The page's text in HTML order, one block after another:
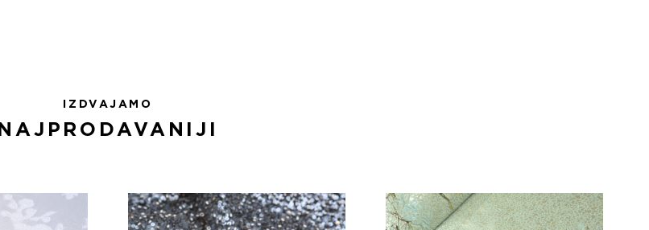
IZDVAJAMO
NAJPRODAVANIJI